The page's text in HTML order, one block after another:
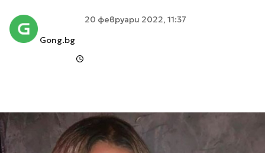
Gong.bg
20 февруари 2022, 11:37